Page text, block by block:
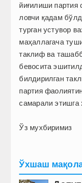
йиғилиши
ловчи қадам
турган устувор
маҳаллагача
таклиф ва
бевосита
билдирилган
партия
самарали этишга
Ўз мухбиримиз
Ўхшаш